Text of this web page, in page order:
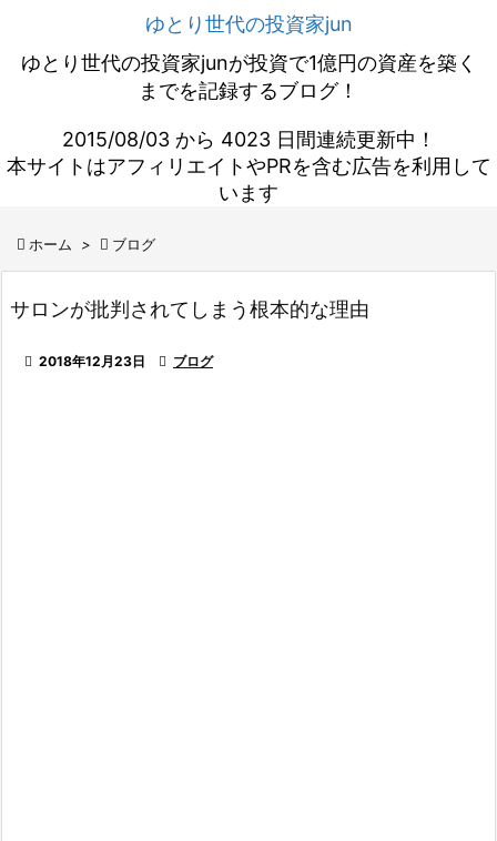
ゆとり世代の投資家jun
ゆとり世代の投資家junが投資で1億円の資産を築く
までを記録するブログ！
2015/08/03 から 4023 日間連続更新中！
本サイトはアフィリエイトやPRを含む広告を利用して
います
 ホーム >  ブログ
サロンが批判されてしまう根本的な理由
 2018年12月23日  ブログ